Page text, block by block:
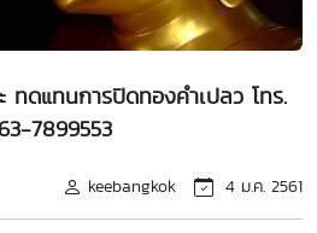
ดแทนการปิดทองคำเปลว โทร.
7899553
keebangkok 4 ม.ค. 2561